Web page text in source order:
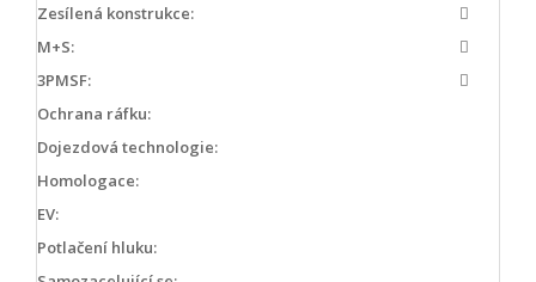
Zesílená konstrukce:
M+S:
3PMSF:
Ochrana ráfku:
Dojezdová technologie:
Homologace:
EV:
Potlačení hluku: